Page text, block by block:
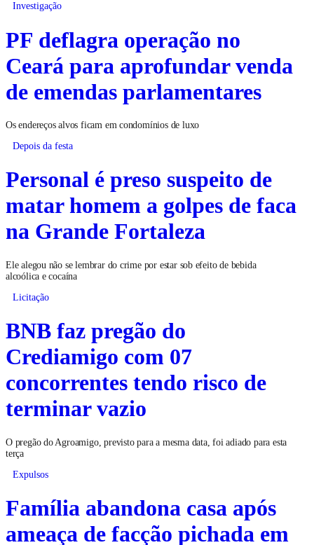
Investigação
PF deflagra operação no
Ceará para aprofundar venda
de emendas parlamentares
Os endereços alvos ficam em condomínios de luxo
Depois da festa
Personal é preso suspeito de
matar homem a golpes de faca
na Grande Fortaleza
Ele alegou não se lembrar do crime por estar sob efeito de bebida
alcoólica e cocaína
Licitação
BNB faz pregão do
Crediamigo com 07
concorrentes tendo risco de
terminar vazio
O pregão do Agroamigo, previsto para a mesma data, foi adiado para esta
terça
Expulsos
Família abandona casa após
ameaça de facção pichada em